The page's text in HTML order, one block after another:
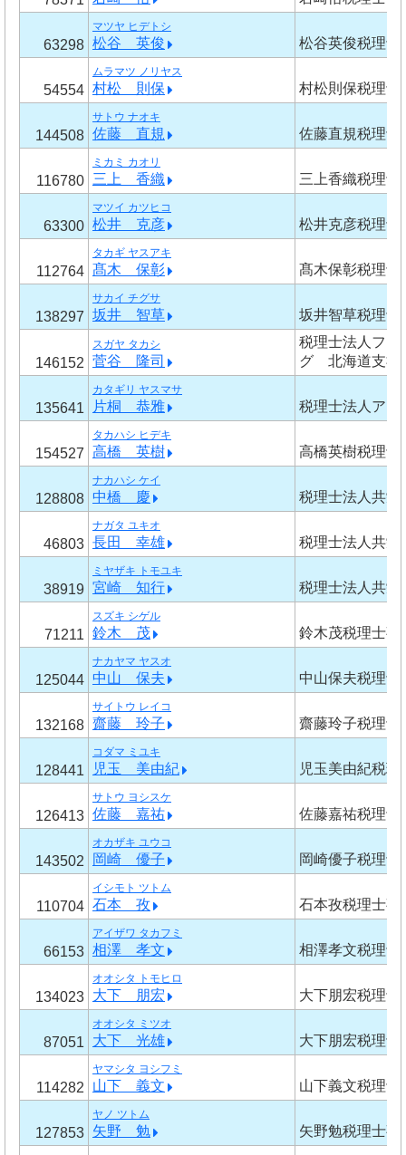
63298
マツヤ ヒデトシ
松谷 英俊 松谷英俊税理士
54554
ムラマツ ノリヤス
村松 則保 村松則保税理士
144508
サトウ ナオキ
佐藤 直規 佐藤直規税理士
116780
ミカミ カオリ
三上 香織 三上香織税理士
63300
マツイ カツヒコ
松井 克彦 松井克彦税理士
112764
タカギ ヤスアキ
髙木 保彰 髙木保彰税理士
138297
サカイ チグサ
坂井 智草 坂井智草税理士
146152
スガヤ タカシ
菅谷 隆司
税理士法人フュ
グ 北海道支社
135641
カタギリ ヤスマサ
片桐 恭雅 税理士法人ア
154527
タカハシ ヒデキ
高橋 英樹 高橋英樹税理士
128808
ナカハシ ケイ
中橋 慶 税理士法人共栄
46803
ナガタ ユキオ
長田 幸雄 税理士法人共栄
38919
ミヤザキ トモユキ
宮崎 知行 税理士法人共栄
71211
スズキ シゲル
鈴木 茂 鈴木茂税理士事
125044
ナカヤマ ヤスオ
中山 保夫 中山保夫税理士
132168
サイトウ レイコ
齋藤 玲子 齋藤玲子税理士
128441
コダマ ミユキ
児玉 美由紀 児玉美由紀税理
126413
サトウ ヨシスケ
佐藤 嘉祐 佐藤嘉祐税理士
143502
オカザキ ユウコ
岡崎 優子 岡崎優子税理士
110704
イシモト ツトム
石本 孜 石本孜税理士事
66153
アイザワ タカフミ
相澤 孝文 相澤孝文税理士
134023
オオシタ トモヒロ
大下 朋宏 大下朋宏税理士
87051
オオシタ ミツオ
大下 光雄 大下朋宏税理士
114282
ヤマシタ ヨシフミ
山下 義文 山下義文税理士
127853
ヤノ ツトム
矢野 勉 矢野勉税理士事